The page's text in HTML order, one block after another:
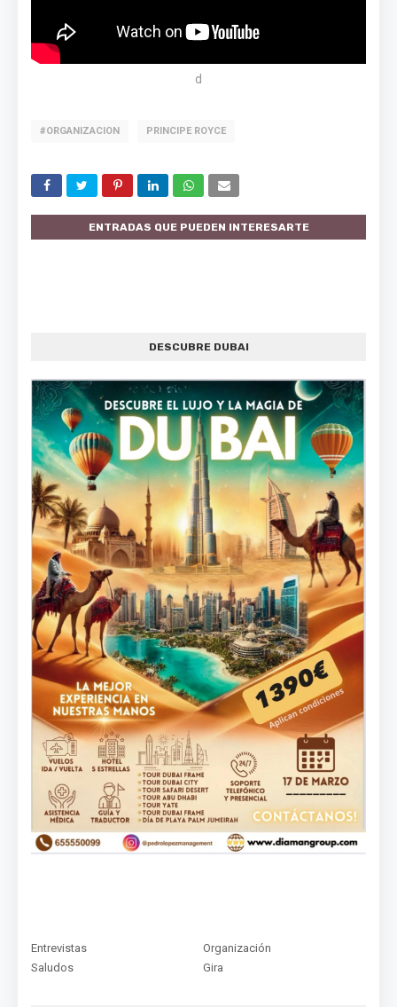
d
#ORGANIZACION PRINCIPE ROYCE
ENTRADAS QUE PUEDEN INTERESARTE
DESCUBRE DUBAI
Entrevistas
Organización
Saludos
Gira